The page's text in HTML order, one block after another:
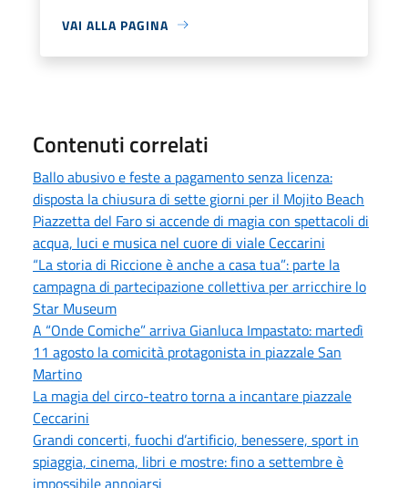
VAI ALLA PAGINA
Contenuti correlati
Ballo abusivo e feste a pagamento senza licenza:
disposta la chiusura di sette giorni per il Mojito Beach
Piazzetta del Faro si accende di magia con spettacoli di
acqua, luci e musica nel cuore di viale Ceccarini
“La storia di Riccione è anche a casa tua”: parte la
campagna di partecipazione collettiva per arricchire lo
Star Museum
A “Onde Comiche” arriva Gianluca Impastato: martedì
11 agosto la comicità protagonista in piazzale San
Martino
La magia del circo-teatro torna a incantare piazzale
Ceccarini
Grandi concerti, fuochi d’artificio, benessere, sport in
spiaggia, cinema, libri e mostre: fino a settembre è
impossibile annoiarsi